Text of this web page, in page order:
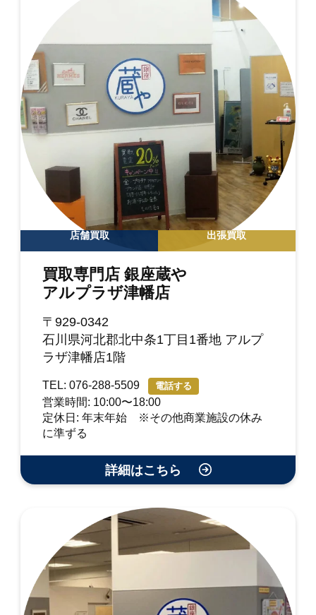
店舗買取 出張買取
買取専門店 銀座蔵や
アルプラザ津幡店
〒929-0342
石川県河北郡北中条1丁目1番地 アルプ
ラザ津幡店1階
TEL: 076-288-5509 電話する
営業時間: 10:00〜18:00
定休日: 年末年始 ※その他商業施設の休み
に準ずる
詳細はこちら